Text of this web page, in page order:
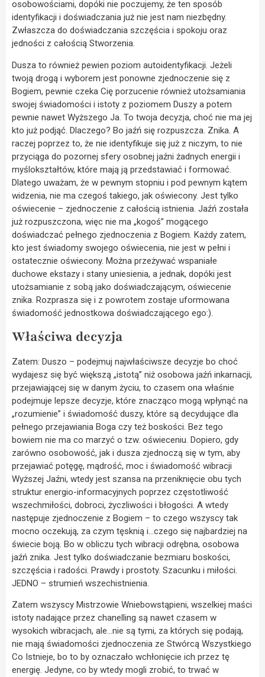
osobowościami, dopóki nie poczujemy, że ten sposób
identyfikacji i doświadczania już nie jest nam niezbędny.
Zwłaszcza do doświadczania szczęścia i spokoju oraz
jedności z całością Stworzenia.
Dusza to również pewien poziom autoidentyfikacji. Jeżeli
twoją drogą i wyborem jest ponowne zjednoczenie się z
Bogiem, pewnie czeka Cię porzucenie również utożsamiania
swojej świadomości i istoty z poziomem Duszy a potem
pewnie nawet Wyższego Ja. To twoja decyzja, choć nie ma jej
kto już podjąć. Dlaczego? Bo jaźń się rozpuszcza. Znika. A
raczej poprzez to, że nie identyfikuje się już z niczym, to nie
przyciąga do pozornej sfery osobnej jaźni żadnych energii i
myślokształtów, które mają ją przedstawiać i formować.
Dlatego uważam, że w pewnym stopniu i pod pewnym kątem
widzenia, nie ma czegoś takiego, jak oświecony. Jest tylko
oświecenie – zjednoczenie z całością istnienia. Jaźń została
już rozpuszczona, więc nie ma „kogoś” mogącego
doświadczać pełnego zjednoczenia z Bogiem. Każdy zatem,
kto jest świadomy swojego oświecenia, nie jest w pełni i
ostatecznie oświecony. Można przeżywać wspaniałe
duchowe ekstazy i stany uniesienia, a jednak, dopóki jest
utożsamianie z sobą jako doświadczającym, oświecenie
znika. Rozprasza się i z powrotem zostaje uformowana
świadomość jednostkowa doświadczającego ego:).
Właściwa decyzja
Zatem: Duszo – podejmuj najwłaściwsze decyzje bo choć
wydajesz się być większą „istotą” niż osobowa jaźń inkarnacji,
przejawiającej się w danym życiu, to czasem ona właśnie
podejmuje lepsze decyzje, które znacząco mogą wpłynąć na
„rozumienie” i świadomość duszy, które są decydujące dla
pełnego przejawiania Boga czy też boskości. Bez tego
bowiem nie ma co marzyć o tzw. oświeceniu. Dopiero, gdy
zarówno osobowość, jak i dusza zjednoczą się w tym, aby
przejawiać potęgę, mądrość, moc i świadomość wibracji
Wyższej Jaźni, wtedy jest szansa na przeniknięcie obu tych
struktur energio-informacyjnych poprzez częstotliwość
wszechmiłości, dobroci, życzliwości i błogości. A wtedy
następuje zjednoczenie z Bogiem – to czego wszyscy tak
mocno oczekują, za czym tęsknią i…czego się najbardziej na
świecie boją. Bo w obliczu tych wibracji odrębna, osobowa
jaźń znika. Jest tylko doświadczanie bezmiaru boskości,
szczęścia i radości. Prawdy i prostoty. Szacunku i miłości.
JEDNO – strumień wszechistnienia.
Zatem wszyscy Mistrzowie Wniebowstąpieni, wszelkiej maści
istoty nadające przez chanelling są nawet czasem w
wysokich wibracjach, ale…nie są tymi, za których się podają,
nie mają świadomości zjednoczenia ze Stwórcą Wszystkiego
Co Istnieje, bo to by oznaczało wchłonięcie ich przez tę
energię. Jedyne, co by wtedy mogli zrobić, to trwać w